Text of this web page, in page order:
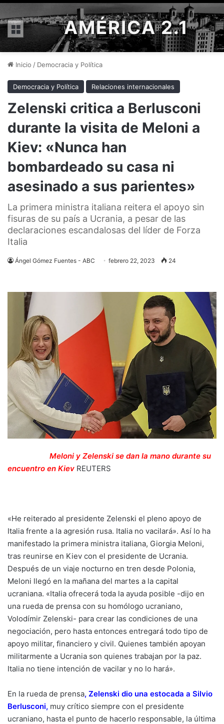
Menú AMÉRICA 2.1
Inicio / Democracia y Política
Democracia y Política Relaciones internacionales
Zelenski critica a Berlusconi
durante la visita de Meloni a
Kiev: «Nunca han
bombardeado su casa ni
asesinado a sus parientes»
La primera ministra italiana reitera el apoyo sin
fisuras de su país a Ucrania, a pesar de las
declaraciones escandalosas del líder de Forza
Italia
Ángel Gómez Fuentes - ABC febrero 22, 2023 24
Meloni y Zelenski se dan la mano durante su
encuentro en Kiev REUTERS
«He reiterado al presidente Zelenski el pleno apoyo de
Italia frente a la agresión rusa. Italia no vacilará». Así lo ha
manifestado la primera ministra italiana, Giorgia Meloni,
tras reunirse en Kiev con el presidente de Ucrania.
Después de un viaje nocturno en tren desde Polonia,
Meloni llegó en la mañana del martes a la capital
ucraniana. «Italia ofrecerá toda la ayuda posible -dijo en
una rueda de prensa con su homólogo ucraniano,
Volodímir Zelenski- para crear las condiciones de una
negociación, pero hasta entonces entregará todo tipo de
apoyo militar, financiero y civil. Quienes también apoyan
militarmente a Ucrania son quienes trabajan por la paz.
Italia no tiene intención de vacilar y no lo hará».
En la rueda de prensa, Zelenski dio una estocada a Silvio
Berlusconi, muy crítico siempre con el presidente
ucraniano, hasta el punto de hacerlo responsable, la última